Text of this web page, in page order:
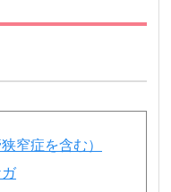
窄症を含む）